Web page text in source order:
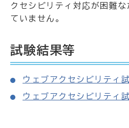
クセシビリティ対応が困難
ていません。
試験結果等
ウェブアクセシビリティ
ウェブアクセシビリティ